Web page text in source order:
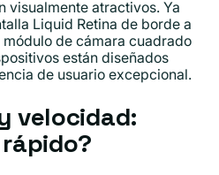
visualmente atractivos. Ya
Liquid Retina de borde a
de cámara cuadrado
están diseñados
de usuario excepcional.
velocidad: